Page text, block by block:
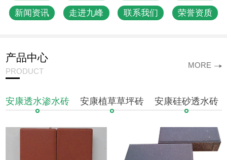
水砖
坪砖
心
新闻资讯 走进九峰 联系我们 荣誉资质
产品中心
PRODUCT
MORE
安康透水渗水砖 安康植草草坪砖 安康硅砂透水砖